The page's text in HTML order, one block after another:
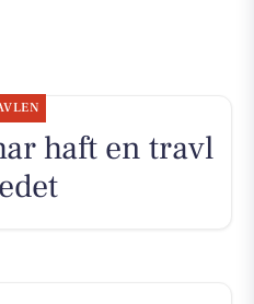
haft en travl